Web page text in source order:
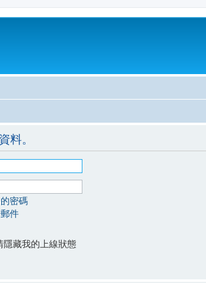
料。
密碼
件
隱藏我的上線狀態